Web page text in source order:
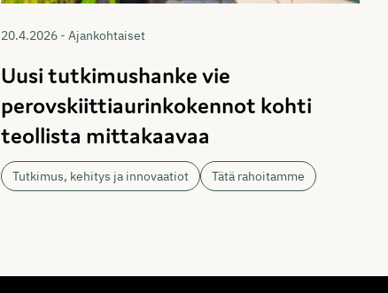
20.4.2026 - Ajankohtaiset
Uusi tutkimushanke vie
perovskiittiaurinkokennot kohti
teollista mittakaavaa
Tutkimus, kehitys ja innovaatiot Tätä rahoitamme